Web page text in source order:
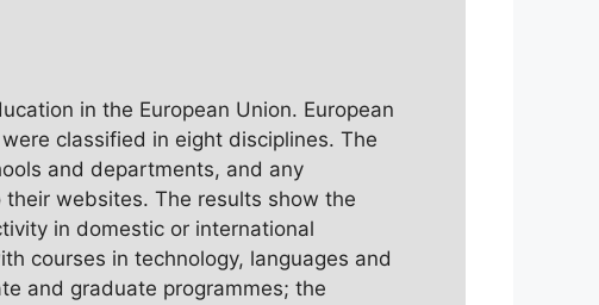
in the European Union. European
classified in eight disciplines. The
and departments, and any
websites. The results show the
in domestic or international
courses in technology, languages and
and graduate programmes; the